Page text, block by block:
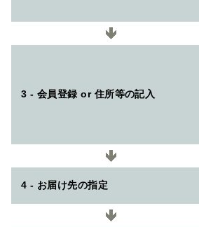
3 - 会員登録 or 住所等の記入
4 - お届け先の指定